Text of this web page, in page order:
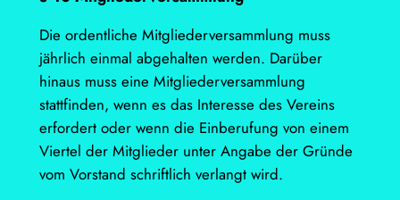
Die ordentliche Mitgliederversammlung muss
jährlich einmal abgehalten werden. Darüber
hinaus muss eine Mitgliederversammlung
stattfinden, wenn es das Interesse des Vereins
erfordert oder wenn die Einberufung von einem
Viertel der Mitglieder unter Angabe der Gründe
vom Vorstand schriftlich verlangt wird.